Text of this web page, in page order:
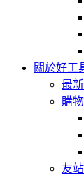
關於好工
最
購
友